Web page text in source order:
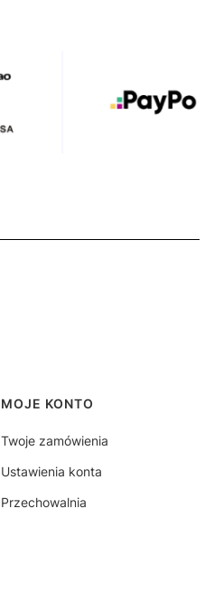
MOJE KONTO
Twoje zamówienia
Ustawienia konta
Przechowalnia